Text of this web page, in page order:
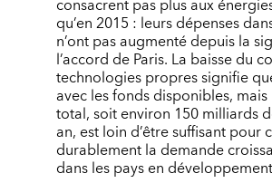
consacrent pas plus aux
qu’en 2015 : leurs dépenses
n’ont pas augmenté depuis la
l’accord de Paris. La baisse du
technologies propres signifie
avec les fonds disponibles,
total, soit environ 150 milliards
an, est loin d’être suffisant pour
durablement la demande
dans les pays en